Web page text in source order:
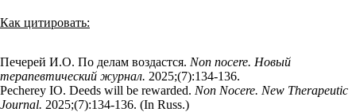
Как цитировать:
Печерей И.О. По делам воздастся. Non nocere. Новый
терапевтический журнал. 2025;(7):134‑136.
Pecherey IO. Deeds will be rewarded. Non Nocere. New Therapeutic
Journal. 2025;(7):134‑136. (In Russ.)